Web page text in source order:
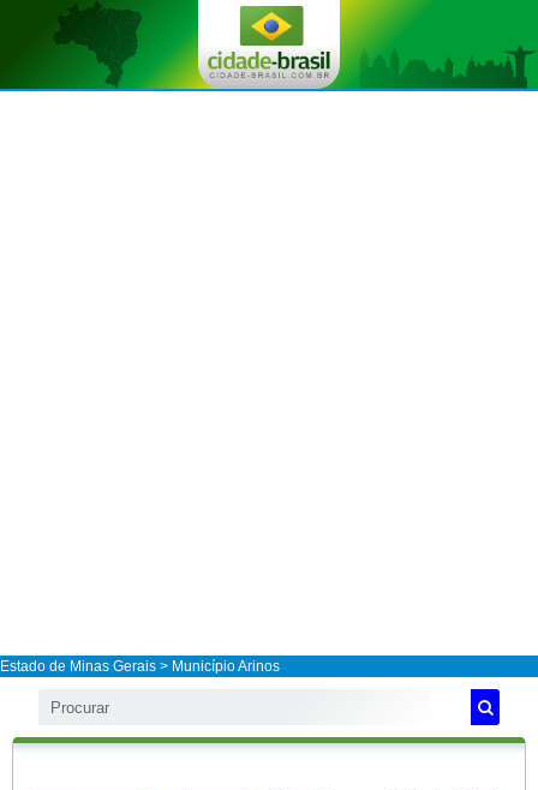
Estado de Minas Gerais > Município Arinos